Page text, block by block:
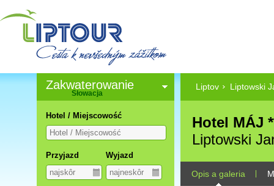
Liptov Liptowski
Hotel MÁJ
Liptowski
Opis a galeria
Zakwaterowanie
Słowacja
Hotel / Miejscowość
Przyjazd Wyjazd